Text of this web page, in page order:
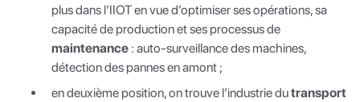
plus dans l’IIOT en vue d’optimiser ses opérations, sa
capacité de production et ses processus de
maintenance : auto-surveillance des machines,
détection des pannes en amont ;
en deuxième position, on trouve l’industrie dutransport